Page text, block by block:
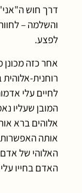
דרך חוש
והשלמה –
לפצע.
אחר כזה
רוחנית-
לחיים עלי
המובן שעליו
אלוהים ברא
אותה
האלוהי של
האדם בחייו